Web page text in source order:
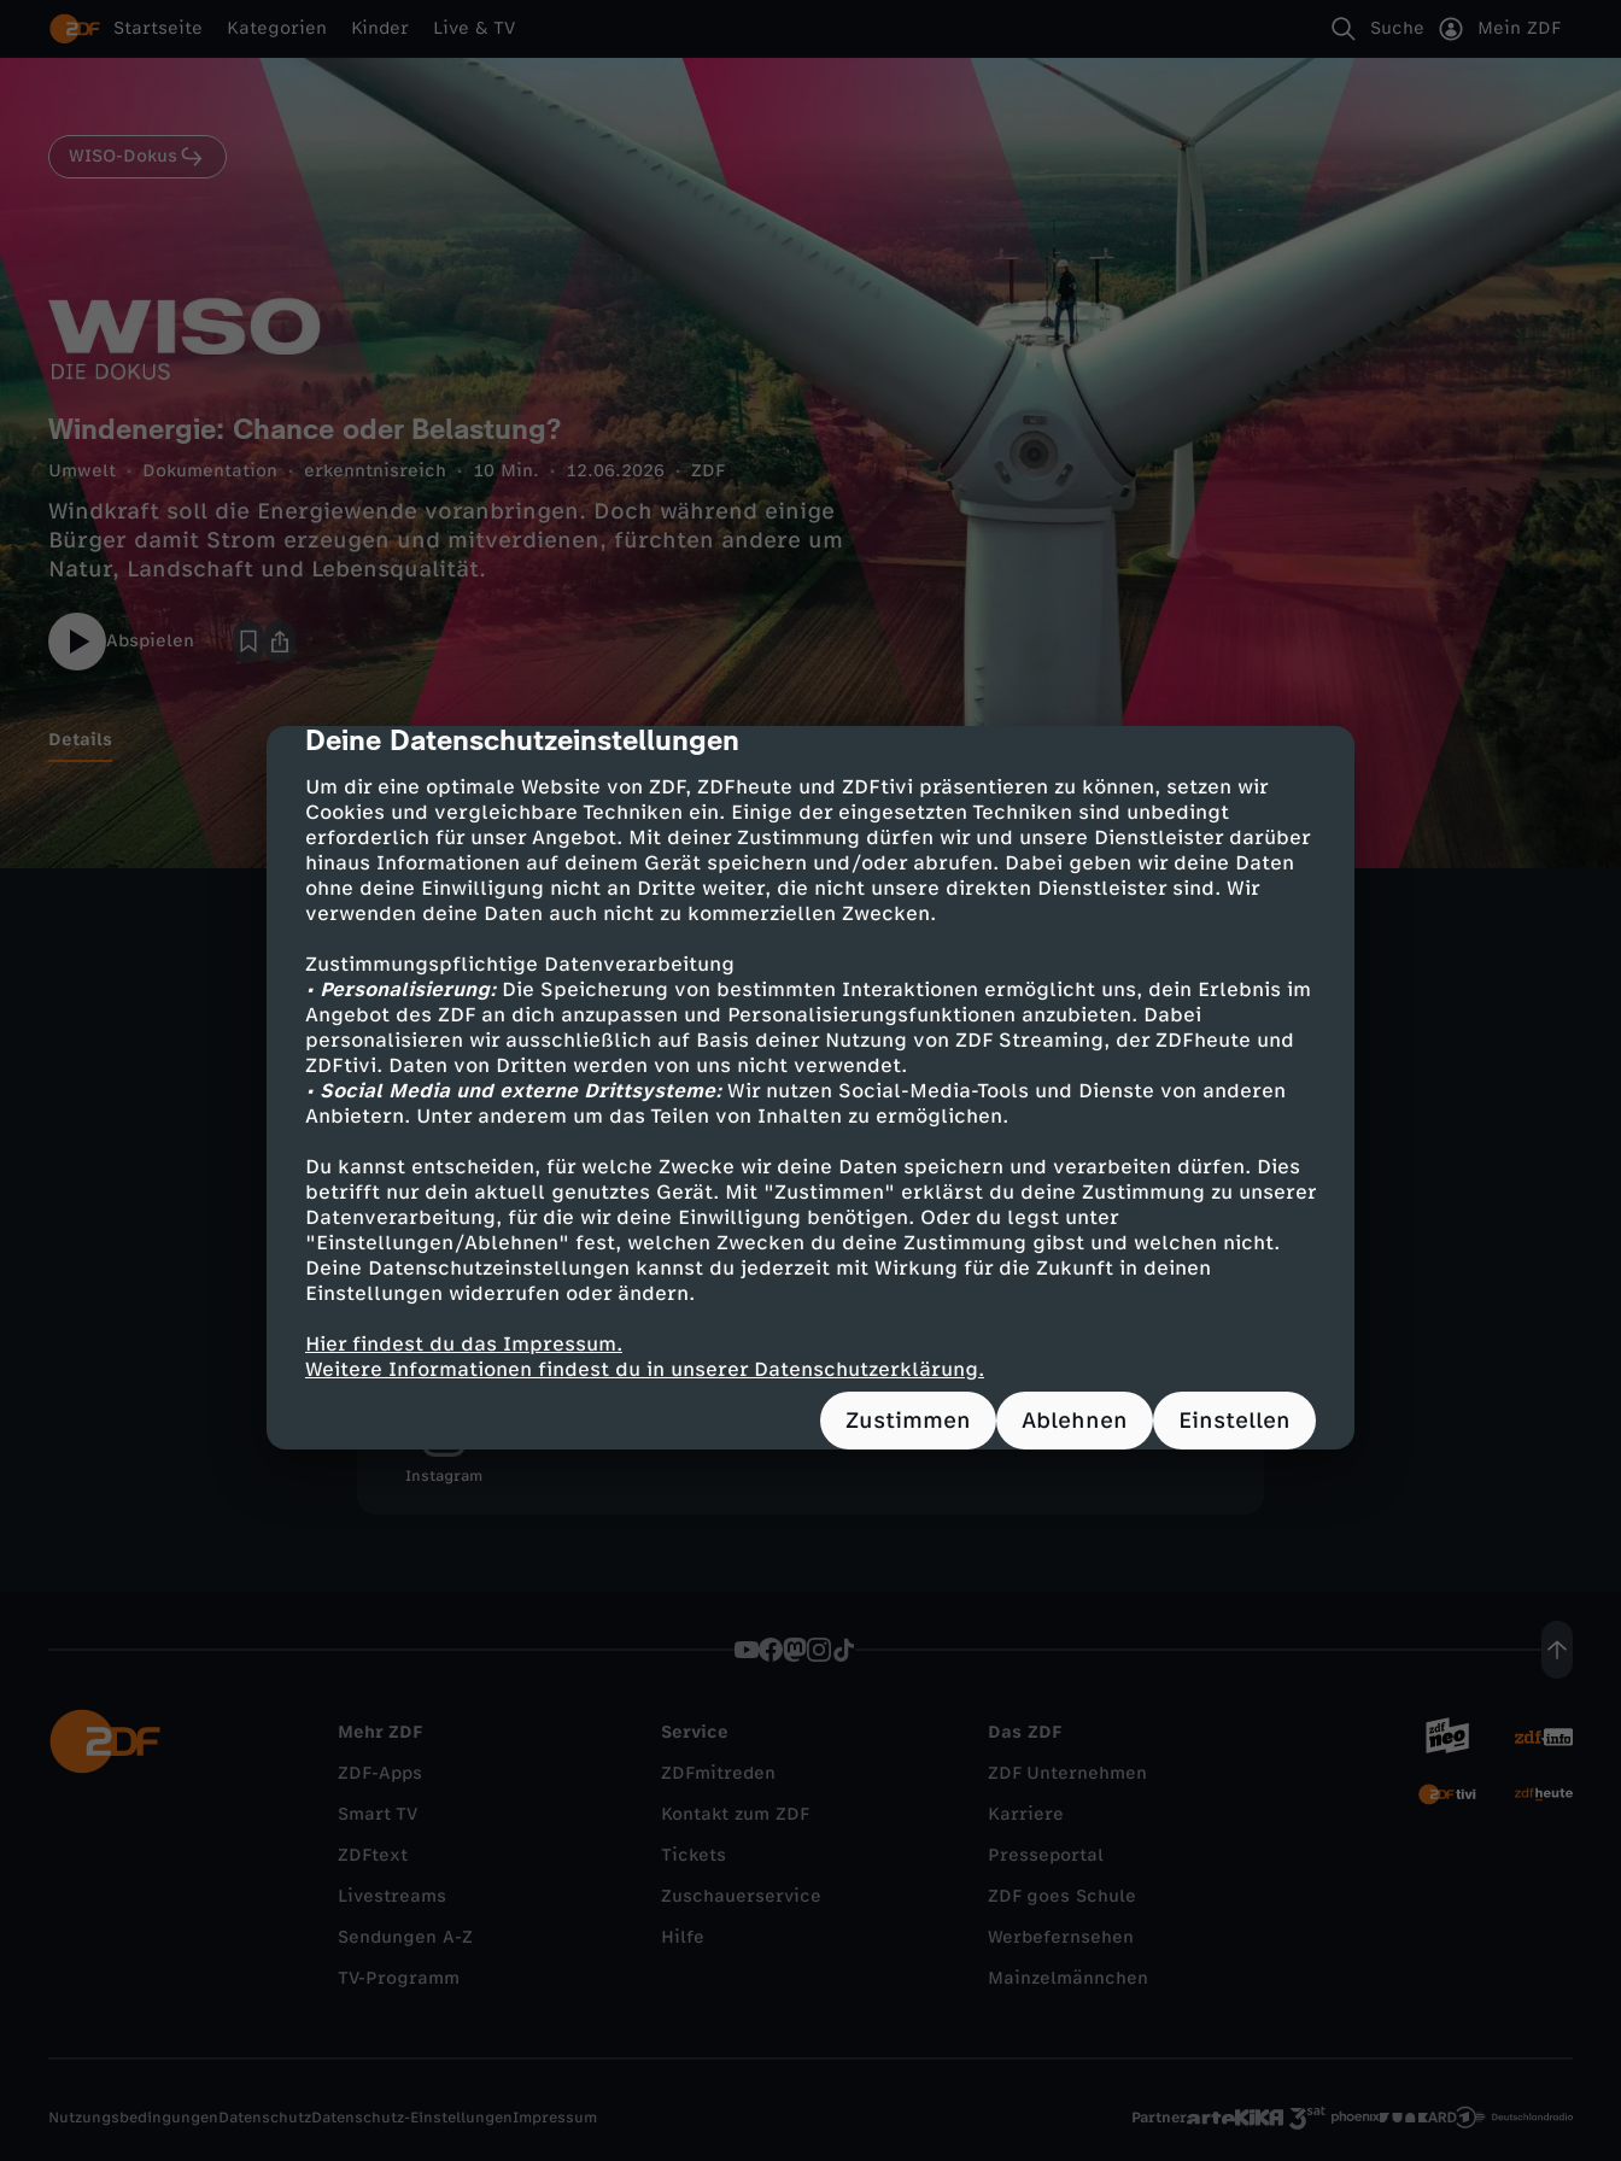
cmp-dialog-description
Deine Datenschutzeinstellungen
Um dir eine optimale Website von ZDF, ZDFheute und ZDFtivi präsentieren zu können, setzen wir
Cookies und vergleichbare Techniken ein. Einige der eingesetzten Techniken sind unbedingt
erforderlich für unser Angebot. Mit deiner Zustimmung dürfen wir und unsere Dienstleister darüber
hinaus Informationen auf deinem Gerät speichern und/oder abrufen. Dabei geben wir deine Daten
ohne deine Einwilligung nicht an Dritte weiter, die nicht unsere direkten Dienstleister sind. Wir
verwenden deine Daten auch nicht zu kommerziellen Zwecken.
Zustimmungspflichtige Datenverarbeitung
• Personalisierung:Die Speicherung von bestimmten Interaktionen ermöglicht uns, dein Erlebnis im
Angebot des ZDF an dich anzupassen und Personalisierungsfunktionen anzubieten. Dabei
personalisieren wir ausschließlich auf Basis deiner Nutzung von ZDF Streaming, der ZDFheute und
ZDFtivi. Daten von Dritten werden von uns nicht verwendet.
• Social Media und externe Drittsysteme:Wir nutzen Social-Media-Tools und Dienste von anderen
Anbietern. Unter anderem um das Teilen von Inhalten zu ermöglichen.
Du kannst entscheiden, für welche Zwecke wir deine Daten speichern und verarbeiten dürfen. Dies
betrifft nur dein aktuell genutztes Gerät. Mit "Zustimmen" erklärst du deine Zustimmung zu unserer
Datenverarbeitung, für die wir deine Einwilligung benötigen. Oder du legst unter
"Einstellungen/Ablehnen" fest, welchen Zwecken du deine Zustimmung gibst und welchen nicht.
Deine Datenschutzeinstellungen kannst du jederzeit mit Wirkung für die Zukunft in deinen
Einstellungen widerrufen oder ändern.
Hier findest du das Impressum.
Weitere Informationen findest du in unserer Datenschutzerklärung.
Zustimmen Ablehnen Einstellen
Startseite Kategorien Kinder Live & TV Suche Mein ZDF
WISO-Dokus
Windenergie: Chance oder Belastung?
Umwelt Dokumentation erkenntnisreich 10 Min. 12.06.2026 ZDF
Windkraft soll die Energiewende voranbringen. Doch während einige
Bürger damit Strom erzeugen und mitverdienen, fürchten andere um
Natur, Landschaft und Lebensqualität.
Abspielen
Details
Eine Landwirtin aus dem Münsterland engagiert sich in zwei Bürgerwindparks
mit Tausenden Beteiligten. In Niedersachsen kämpft eine Anwohnerin gegen
neue Anlagen im Wald. Die Kurzdoku zeigt, warum Windkraft vor Ort Chancen
schafft – und Konflikte auslöst.
Die Kurzdoku ist Teil der Reihe Land in Sicht – Willkommen in der Realität. Sie
begleitet zwei Frauen mit gegensätzlichen Perspektiven auf Windenergie. Im
Mittelpunkt stehen Fragen nach Beteiligung, Akzeptanz, Naturschutz und den
Folgen für das Leben auf dem Land.
Ähnliche Inhalte entdecken
Umwelt Dokumentation erkenntnisreich WISO-Dokus WISO
WISO auf Instagram
Instagram
Mehr ZDF
ZDF-Apps
Smart TV
ZDFtext
Livestreams
Sendungen A-Z
TV-Programm
Service
ZDFmitreden
Kontakt zum ZDF
Tickets
Zuschauerservice
Hilfe
Das ZDF
ZDF Unternehmen
Karriere
Presseportal
ZDF goes Schule
Werbefernsehen
Mainzelmännchen
Partner
NutzungsbedingungenDatenschutzDatenschutz-EinstellungenImpressum